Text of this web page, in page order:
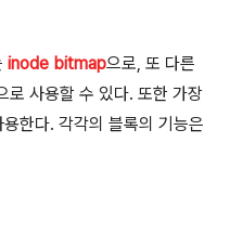
inode bitmap으로, 또 다른
로 사용할 수 있다. 또한 가장
한다. 각각의 블록의 기능은